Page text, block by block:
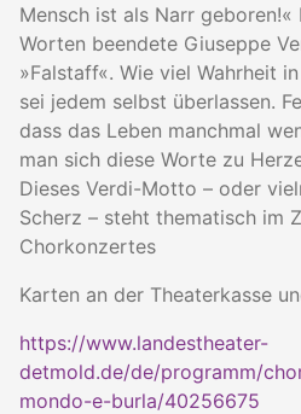
Mensch ist als Narr
Worten beendete Giuseppe
»Falstaff«. Wie viel Wahrheit
sei jedem selbst überlassen.
dass das Leben manchmal
man sich diese Worte zu
Dieses Verdi-Motto – oder
Scherz – steht thematisch im
Chorkonzertes
Karten an der Theaterkasse
https://www.landestheater-
detmold.de/de/programm/
mondo-e-burla/40256675